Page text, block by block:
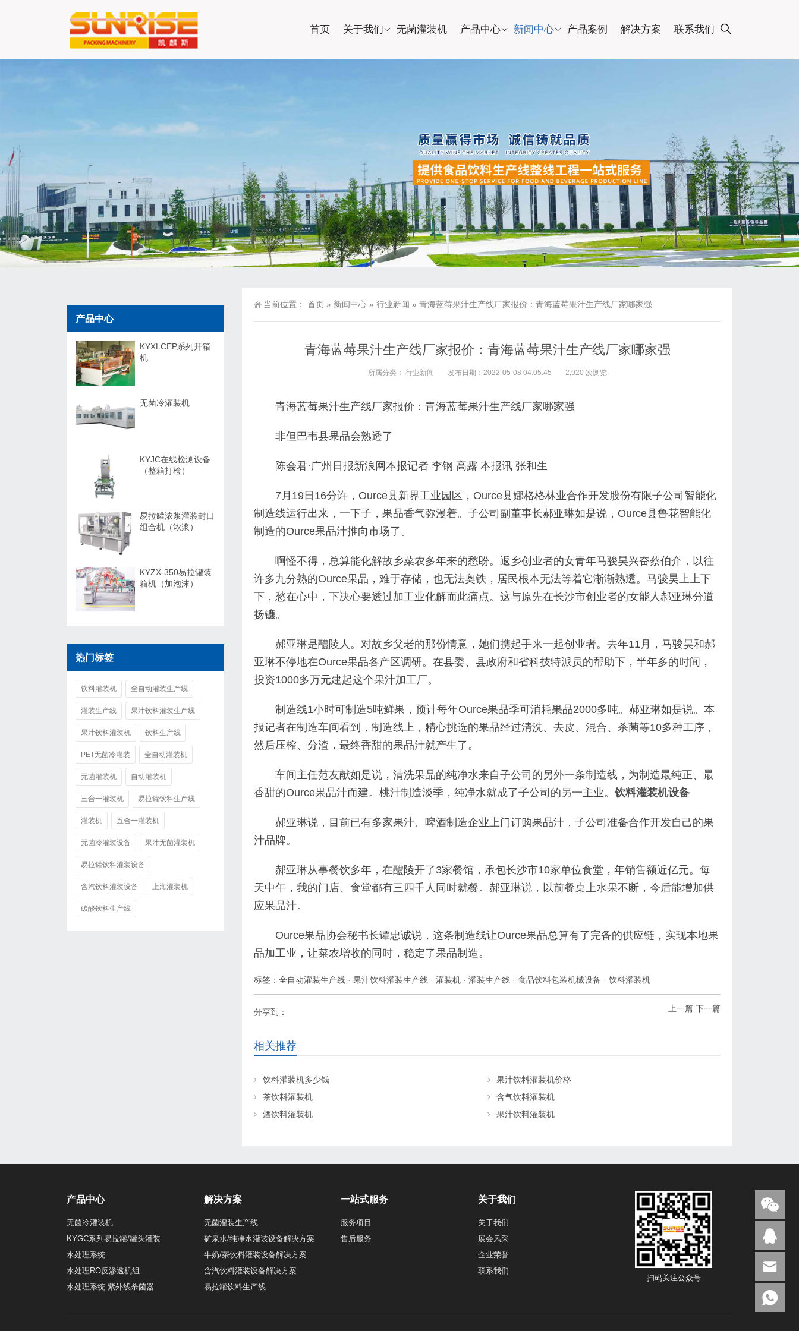
首页 关于我们 无菌灌装机 产品中心 新闻中心 产品案例 解决方案 联系我们
当前位置： 首页 » 新闻中心 » 行业新闻 » 青海蓝莓果汁生产线厂家报价：青海蓝莓果汁生产线厂家哪家强
青海蓝莓果汁生产线厂家报价：青海蓝莓果汁生产线厂家哪家强
所属分类： 行业新闻 发布日期：2022-05-08 04:05:45 2,920 次浏览
青海蓝莓果汁生产线厂家报价：青海蓝莓果汁生产线厂家哪家强
非但巴韦县果品会熟透了
陈会君·广州日报新浪网本报记者 李钢 高露 本报讯 张和生
7月19日16分许，Ource县新界工业园区，Ource县娜格格林业合作开发股份有限子公司智能化
制造线运行出来，一下子，果品香气弥漫着。子公司副董事长郝亚琳如是说，Ource县鲁花智能化
制造的Ource果品汁推向市场了。
啊怪不得，总算能化解故乡菜农多年来的愁盼。返乡创业者的女青年马骏昊兴奋蔡伯介，以往
许多九分熟的Ource果品，难于存储，也无法奥铁，居民根本无法等着它渐渐熟透。马骏昊上上下
下，愁在心中，下决心要透过加工业化解而此痛点。这与原先在长沙市创业者的女能人郝亚琳分道
扬镳。
郝亚琳是醴陵人。对故乡父老的那份情意，她们携起手来一起创业者。去年11月，马骏昊和郝
亚琳不停地在Ource果品各产区调研。在县委、县政府和省科技特派员的帮助下，半年多的时间，
投资1000多万元建起这个果汁加工厂。
制造线1小时可制造5吨鲜果，预计每年Ource果品季可消耗果品2000多吨。郝亚琳如是说。本
报记者在制造车间看到，制造线上，精心挑选的果品经过清洗、去皮、混合、杀菌等10多种工序，
然后压榨、分渣，最终香甜的果品汁就产生了。
车间主任范友献如是说，清洗果品的纯净水来自子公司的另外一条制造线，为制造最纯正、最
香甜的Ource果品汁而建。桃汁制造淡季，纯净水就成了子公司的另一主业。饮料灌装机设备
郝亚琳说，目前已有多家果汁、啤酒制造企业上门订购果品汁，子公司准备合作开发自己的果
汁品牌。
郝亚琳从事餐饮多年，在醴陵开了3家餐馆，承包长沙市10家单位食堂，年销售额近亿元。每
天中午，我的门店、食堂都有三四千人同时就餐。郝亚琳说，以前餐桌上水果不断，今后能增加供
应果品汁。
Ource果品协会秘书长谭忠诚说，这条制造线让Ource果品总算有了完备的供应链，实现本地果
品加工业，让菜农增收的同时，稳定了果品制造。
标签： 全自动灌装生产线 · 果汁饮料灌装生产线 · 灌装机 · 灌装生产线 · 食品饮料包装机械设备 · 饮料灌装机
上一篇 下一篇
分享到：
相关推荐
饮料灌装机多少钱
果汁饮料灌装机价格
茶饮料灌装机
含气饮料灌装机
酒饮料灌装机
果汁饮料灌装机
产品中心
KYXLCEP系列开箱
机
无菌冷灌装机
KYJC在线检测设备
（整箱打检）
易拉罐浓浆灌装封口
组合机（浓浆）
KYZX-350易拉罐装
箱机（加泡沫）
热门标签
饮料灌装机 全自动灌装生产线
灌装生产线 果汁饮料灌装生产线
果汁饮料灌装机 饮料生产线
PET无菌冷灌装 全自动灌装机
无菌灌装机 自动灌装机
三合一灌装机 易拉罐饮料生产线
灌装机 五合一灌装机
无菌冷灌装设备 果汁无菌灌装机
易拉罐饮料灌装设备
含汽饮料灌装设备 上海灌装机
碳酸饮料生产线
产品中心
无菌冷灌装机
KYGC系列易拉罐/罐头灌装
水处理系统
水处理RO反渗透机组
水处理系统 紫外线杀菌器
解决方案
无菌灌装生产线
矿泉水/纯净水灌装设备解决方案
牛奶/茶饮料灌装设备解决方案
含汽饮料灌装设备解决方案
易拉罐饮料生产线
一站式服务
服务项目
售后服务
关于我们
关于我们
展会风采
企业荣誉
联系我们
扫码关注公众号